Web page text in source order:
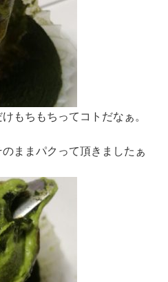
もちもちってコトだなぁ。
ままパクって頂きましたぁ